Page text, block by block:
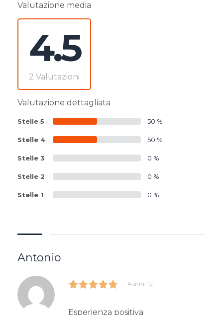
Valutazione media
4.5
2 Valutazioni
Valutazione dettagliata
Stelle 5 50 %
Stelle 4 50 %
Stelle 3 0 %
Stelle 2 0 %
Stelle 1 0 %
Antonio
4 anni fa
Esperienza positiva